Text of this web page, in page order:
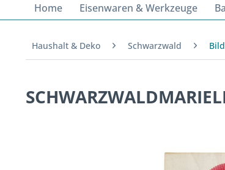
Home Eisenwaren & Werkzeuge
Haushalt & Deko Schwarzwald